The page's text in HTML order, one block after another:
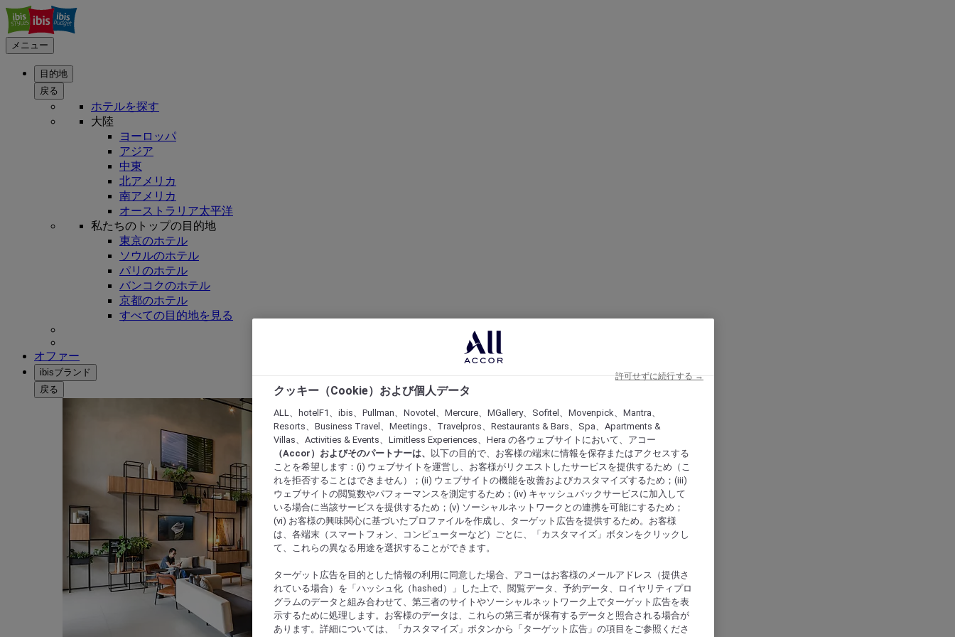
メニュー
目的地
戻る
ホテルを探す
大陸
ヨーロッパ
アジア
中東
北アメリカ
南アメリカ
オーストラリア太平洋
私たちのトップの目的地
東京のホテル
ソウルのホテル
パリのホテル
バンコクのホテル
京都のホテル
すべての目的地を見る
オファー
ibisブランド
戻る
クッキー（Cookie）および個人データ
ALL、hotelF1、ibis、Pullman、Novotel、Mercure、MGallery、Sofitel、Movenpick、Mantra、
Resorts、Business Travel、Meetings、Travelpros、Restaurants & Bars、Spa、Apartments &
Villas、Activities & Events、Limitless Experiences、Hera の各ウェブサイトにおいて、アコー
（Accor）およびそのパートナーは、
以下の目的で、お客様の端末に情報を保存またはアクセスする
ことを希望します：(i) ウェブサイトを運営し、お客様がリクエストしたサービスを提供するため（こ
れを拒否することはできません）；(ii) ウェブサイトの機能を改善およびカスタマイズするため；(iii)
ウェブサイトの閲覧数やパフォーマンスを測定するため；(iv) キャッシュバックサービスに加入して
いる場合に当該サービスを提供するため；(v) ソーシャルネットワークとの連携を可能にするため；
(vi) お客様の興味関心に基づいたプロファイルを作成し、ターゲット広告を提供するため。お客様
は、各端末（スマートフォン、コンピューターなど）ごとに、「カスタマイズ」ボタンをクリックし
て、これらの異なる用途を選択することができます。
ターゲット広告を目的とした情報の利用に同意した場合、アコーはお客様のメールアドレス（提供さ
れている場合）を「ハッシュ化（hashed）」した上で、閲覧データ、予約データ、ロイヤリティプロ
グラムのデータと組み合わせて、第三者のサイトやソーシャルネットワーク上でターゲット広告を表
示するために処理します。お客様のデータは、これらの第三者が保有するデータと照合される場合が
あります。詳細については、「カスタマイズ」ボタンから「ターゲット広告」の項目をご参照くださ
許可せずに続行する →